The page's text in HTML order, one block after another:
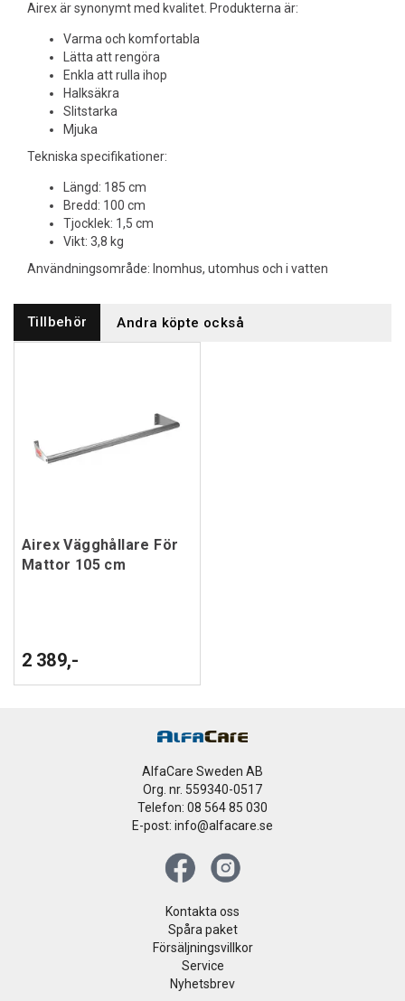
Airex är synonymt med kvalitet. Produkterna är:
Varma och komfortabla
Lätta att rengöra
Enkla att rulla ihop
Halksäkra
Slitstarka
Mjuka
Tekniska specifikationer:
Längd: 185 cm
Bredd: 100 cm
Tjocklek: 1,5 cm
Vikt: 3,8 kg
Användningsområde: Inomhus, utomhus och i vatten
Tillbehör Andra köpte också
Airex Vägghållare För
Mattor 105 cm
2 389,-
AlfaCare Sweden AB
Org. nr. 559340-0517
Telefon: 08 564 85 030
E-post: info@alfacare.se
Kontakta oss
Spåra paket
Försäljningsvillkor
Service
Nyhetsbrev